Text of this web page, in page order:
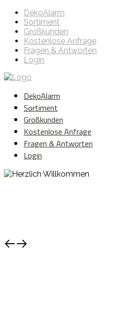
DekoAlarm
Sortiment
Großkunden
Kostenlose Anfrage
Fragen & Antworten
Login
DekoAlarm
Sortiment
Großkunden
Kostenlose Anfrage
Fragen & Antworten
Login